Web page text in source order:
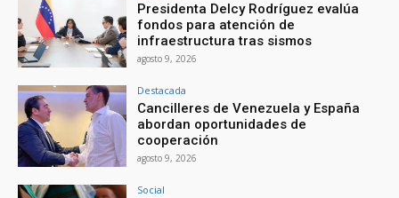
Presidenta Delcy Rodríguez evalúa
fondos para atención de
infraestructura tras sismos
agosto 9, 2026
Destacada
Cancilleres de Venezuela y España
abordan oportunidades de
cooperación
agosto 9, 2026
Social